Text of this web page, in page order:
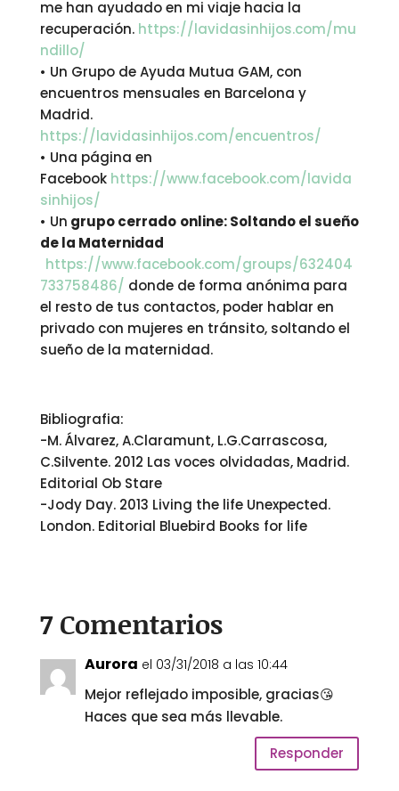
me han ayudado en mi viaje hacia la
recuperación. https://lavidasinhijos.com/mu
ndillo/
• Un Grupo de Ayuda Mutua GAM, con
encuentros mensuales en Barcelona y
Madrid.
https://lavidasinhijos.com/encuentros/
• Una página en
Facebook https://www.facebook.com/lavida
sinhijos/
• Un grupo cerrado online: Soltando el sueño
de la Maternidad
https://www.facebook.com/groups/632404
733758486/ donde de forma anónima para
el resto de tus contactos, poder hablar en
privado con mujeres en tránsito, soltando el
sueño de la maternidad.
Bibliografia:
-M. Álvarez, A.Claramunt, L.G.Carrascosa,
C.Silvente. 2012 Las voces olvidadas, Madrid.
Editorial Ob Stare
-Jody Day. 2013 Living the life Unexpected.
London. Editorial Bluebird Books for life
7 Comentarios
Aurora el 03/31/2018 a las 10:44
Mejor reflejado imposible, gracias😘
Haces que sea más llevable.
Responder